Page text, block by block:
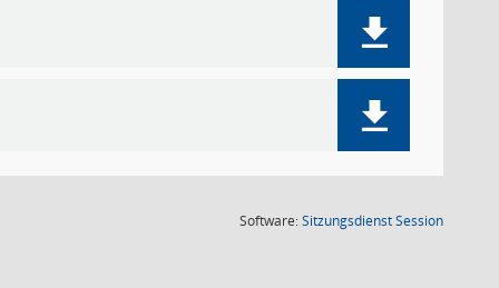
Software:SitzungsdienstSession(Wird in